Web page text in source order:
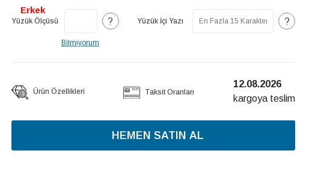
Yüzük Ölçüsü
Erkek
?
Bilmiyorum
Yüzük İçi Yazı ?
Ürün Özellikleri Taksit Oranları
12.08.2026
kargoya teslim
HEMEN SATIN AL